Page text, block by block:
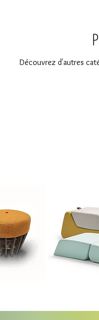
Découvrez d'autres